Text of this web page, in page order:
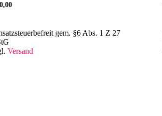
gem. §6 Abs. 1 Z 27
Versand